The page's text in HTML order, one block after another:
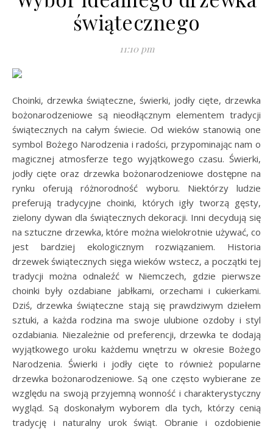
świątecznego
11:10 pm
Choinki, drzewka świąteczne, świerki, jodły cięte, drzewka
bożonarodzeniowe są nieodłącznym elementem tradycji
świątecznych na całym świecie. Od wieków stanowią one
symbol Bożego Narodzenia i radości, przypominając nam o
magicznej atmosferze tego wyjątkowego czasu. Świerki,
jodły cięte oraz drzewka bożonarodzeniowe dostępne na
rynku oferują różnorodność wyboru. Niektórzy ludzie
preferują tradycyjne choinki, których igły tworzą gęsty,
zielony dywan dla świątecznych dekoracji. Inni decydują się
na sztuczne drzewka, które można wielokrotnie używać, co
jest bardziej ekologicznym rozwiązaniem. Historia
drzewek świątecznych sięga wieków wstecz, a początki tej
tradycji można odnaleźć w Niemczech, gdzie pierwsze
choinki były ozdabiane jabłkami, orzechami i cukierkami.
Dziś, drzewka świąteczne stają się prawdziwym dziełem
sztuki, a każda rodzina ma swoje ulubione ozdoby i styl
ozdabiania. Niezależnie od preferencji, drzewka te dodają
wyjątkowego uroku każdemu wnętrzu w okresie Bożego
Narodzenia. Świerki i jodły cięte to również popularne
drzewka bożonarodzeniowe. Są one często wybierane ze
względu na swoją przyjemną wonność i charakterystyczny
wygląd. Są doskonałym wyborem dla tych, którzy cenią
tradycję i naturalny urok świąt. Obranie i ozdobienie